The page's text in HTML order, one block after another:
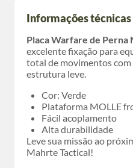
Informações técnicas
Placa Warfare de Perna
excelente fixação para
total de movimentos
estrutura leve.
Cor: Verde
Plataforma MOLLE
Fácil acoplamento
Alta durabilidade
Leve sua missão ao
Mahrte Tactical!